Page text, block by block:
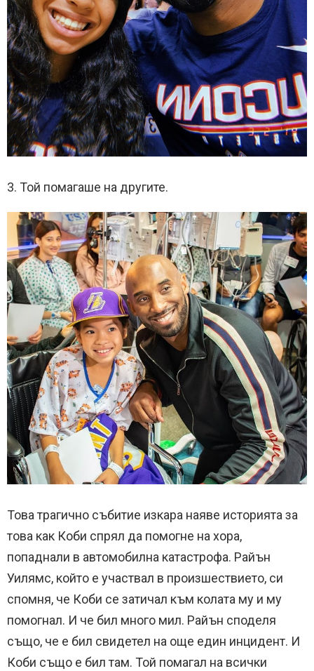
3. Той помагаше на другите.
Това трагично събитие изкара наяве историята за
това как Коби спрял да помогне на хора,
попаднали в автомобилна катастрофа. Райън
Уилямс, който е участвал в произшествието, си
спомня, че Коби се затичал към колата му и му
помогнал. И че бил много мил. Райън споделя
също, че е бил свидетел на още един инцидент. И
Коби също е бил там. Той помагал на всички